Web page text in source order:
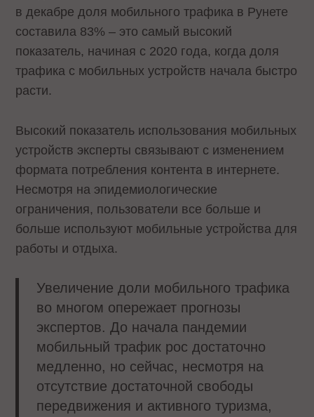
в декабре доля мобильного трафика в Рунете
составила 83% – это самый высокий
показатель, начиная с 2020 года, когда доля
трафика с мобильных устройств начала быстро
расти.
Высокий показатель использования мобильных
устройств эксперты связывают с изменением
формата потребления контента в интернете.
Несмотря на эпидемиологические
ограничения, пользователи все больше и
больше используют мобильные устройства для
работы и отдыха.
Увеличение доли мобильного трафика
во многом опережает прогнозы
экспертов. До начала пандемии
мобильный трафик рос достаточно
медленно, но сейчас, несмотря на
отсутствие достаточной свободы
передвижения и активного туризма,